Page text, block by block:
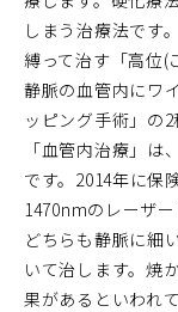
しまう治療法です
縛って治す「高位(
静脈の血管内にワ
ッピング手術」の2
「血管内治療」
です。2014年に保
1470nmのレーザ
どちらも静脈に細
いて治します。焼
果があるといわれて